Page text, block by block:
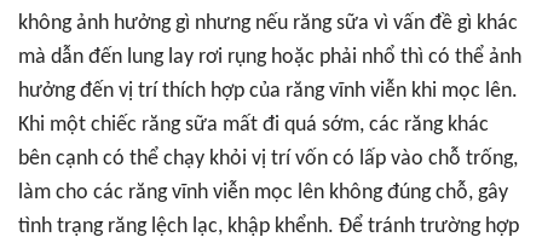
không ảnh hưởng gì nhưng nếu răng sữa vì vấn đề gì khác
mà dẫn đến lung lay rơi rụng hoặc phải nhổ thì có thể ảnh
hưởng đến vị trí thích hợp của răng vĩnh viễn khi mọc lên.
Khi một chiếc răng sữa mất đi quá sớm, các răng khác
bên cạnh có thể chạy khỏi vị trí vốn có lấp vào chỗ trống,
làm cho các răng vĩnh viễn mọc lên không đúng chỗ, gây
tình trạng răng lệch lạc, khập khểnh. Để tránh trường hợp